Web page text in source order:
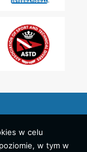
w celu
w tym w